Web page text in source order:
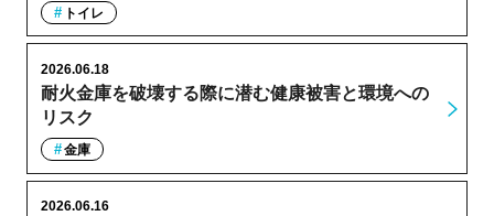
トイレ
耐火金庫を破壊する際に潜む健康被害と環境への
リスク
2026.06.18
金庫
2026.06.16